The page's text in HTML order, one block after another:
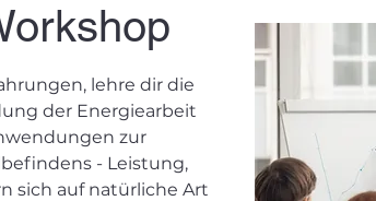
lehre dir die
der Energiearbeit
zur
- Leistung,
sich auf natürliche Art